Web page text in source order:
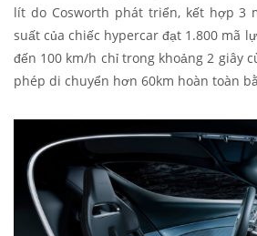
lít do Cosworth phát triển, kết hợp 3
suất của chiếc hypercar đạt 1.800 mã
đến 100 km/h chỉ trong khoảng 2 giây
phép di chuyển hơn 60km hoàn toàn